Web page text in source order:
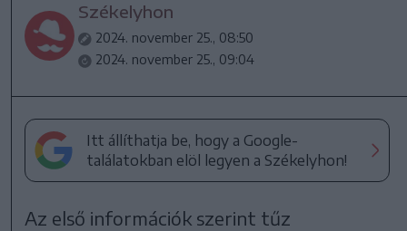
Székelyhon
2024. november 25., 08:50
2024. november 25., 09:04
Itt állíthatja be, hogy a Google-
találatokban elöl legyen a Székelyhon!
Az első információk szerint tűz